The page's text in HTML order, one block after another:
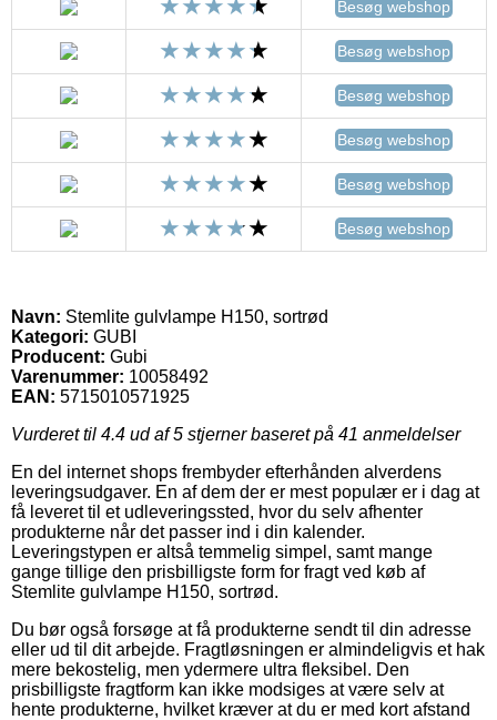
Besøg webshop
Besøg webshop
Besøg webshop
Besøg webshop
Besøg webshop
Besøg webshop
Navn: Stemlite gulvlampe H150, sortrød
Kategori: GUBI
Producent: Gubi
Varenummer: 10058492
EAN: 5715010571925
Vurderet til 4.4 ud af 5 stjerner baseret på 41 anmeldelser
En del internet shops frembyder efterhånden alverdens
leveringsudgaver. En af dem der er mest populær er i dag at
få leveret til et udleveringssted, hvor du selv afhenter
produkterne når det passer ind i din kalender.
Leveringstypen er altså temmelig simpel, samt mange
gange tillige den prisbilligste form for fragt ved køb af
Stemlite gulvlampe H150, sortrød.
Du bør også forsøge at få produkterne sendt til din adresse
eller ud til dit arbejde. Fragtløsningen er almindeligvis et hak
mere bekostelig, men ydermere ultra fleksibel. Den
prisbilligste fragtform kan ikke modsiges at være selv at
hente produkterne, hvilket kræver at du er med kort afstand